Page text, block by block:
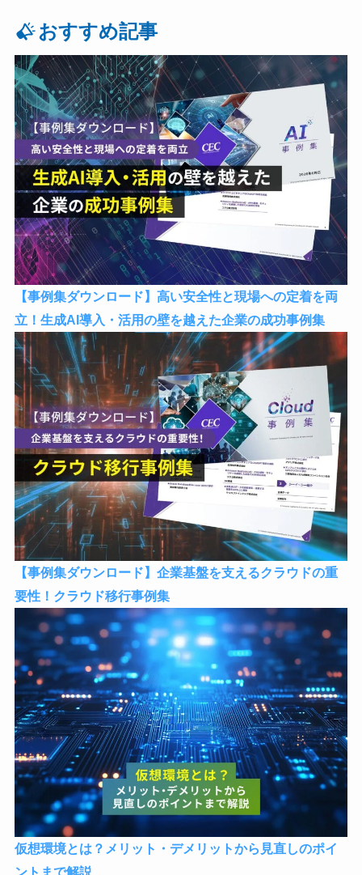
おすすめ記事
【事例集ダウンロード】高い安全性と現場への定着を両
立！生成AI導入・活用の壁を越えた企業の成功事例集
【事例集ダウンロード】企業基盤を支えるクラウドの重
要性！クラウド移行事例集
仮想環境とは？メリット・デメリットから見直しのポイ